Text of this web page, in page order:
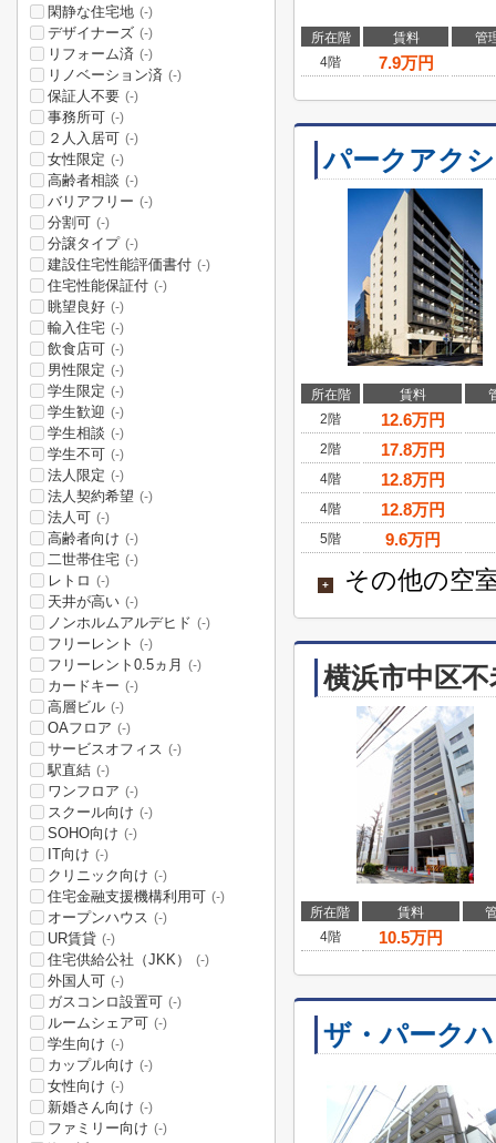
所在階 賃料
管
4階
7.9万円
パークアク
所在階 賃料
2階
12.6万円
2階 17.8万円
4階 12.8万円
4階 12.8万円
5階 9.6万円
+ その他の空
横浜市中区
所在階 賃料
4階
10.5万円
ザ・パーク
閑静な住宅地 (-)
デザイナーズ (-)
リフォーム済 (-)
リノベーション済 (-)
保証人不要 (-)
事務所可 (-)
２人入居可 (-)
女性限定 (-)
高齢者相談 (-)
バリアフリー (-)
分割可 (-)
分譲タイプ (-)
建設住宅性能評価書付 (-)
住宅性能保証付 (-)
眺望良好 (-)
輸入住宅 (-)
飲食店可 (-)
男性限定 (-)
学生限定 (-)
学生歓迎 (-)
学生相談 (-)
学生不可 (-)
法人限定 (-)
法人契約希望 (-)
法人可 (-)
高齢者向け (-)
二世帯住宅 (-)
レトロ (-)
天井が高い (-)
ノンホルムアルデヒド (-)
フリーレント (-)
フリーレント0.5ヵ月 (-)
カードキー (-)
高層ビル (-)
OAフロア (-)
サービスオフィス (-)
駅直結 (-)
ワンフロア (-)
スクール向け (-)
SOHO向け (-)
IT向け (-)
クリニック向け (-)
住宅金融支援機構利用可 (-)
オープンハウス (-)
UR賃貸 (-)
住宅供給公社（JKK） (-)
外国人可 (-)
ガスコンロ設置可 (-)
ルームシェア可 (-)
学生向け (-)
カップル向け (-)
女性向け (-)
新婚さん向け (-)
ファミリー向け (-)